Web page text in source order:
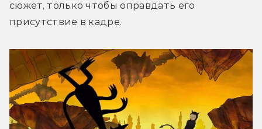
сюжет, только чтобы оправдать его
присутствие в кадре.